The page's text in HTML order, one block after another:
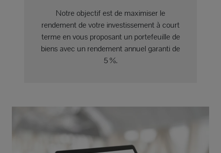
Notre objectif est de maximiser le
rendement de votre investissement à court
terme en vous proposant un portefeuille de
biens avec un rendement annuel garanti de
5 %.